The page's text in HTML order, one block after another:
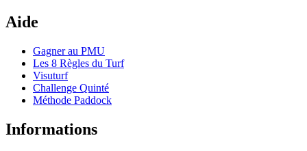
Aide
Gagner au PMU
Les 8 Règles du Turf
Visuturf
Challenge Quinté
Méthode Paddock
Informations